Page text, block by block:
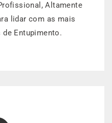
Altamente
lidar com as mais
Entupimento.